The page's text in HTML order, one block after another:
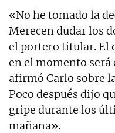
«No he tomado la
Merecen dudar los
el portero titular. El
en el momento
afirmó Carlo sobre
Poco después dijo
gripe durante los
mañana».